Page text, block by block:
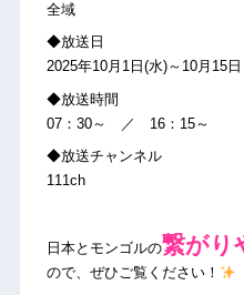
全域
◆放送日
2025年10月1日(水)～10月15日
◆放送時間
07：30～ ／ 16：15～
◆放送チャンネル
111ch
日本とモンゴルの繋がり
ので、ぜひご覧ください！